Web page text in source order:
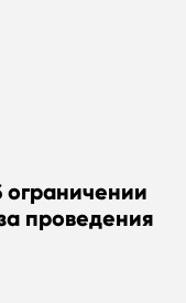
проведения